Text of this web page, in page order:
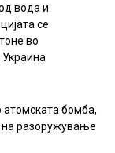
вода и
се
во
Украина
бомба,
разоружување